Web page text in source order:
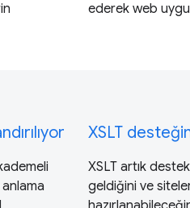
ederek web
anlama
XSLT
XSLT artık
geldiğini ve